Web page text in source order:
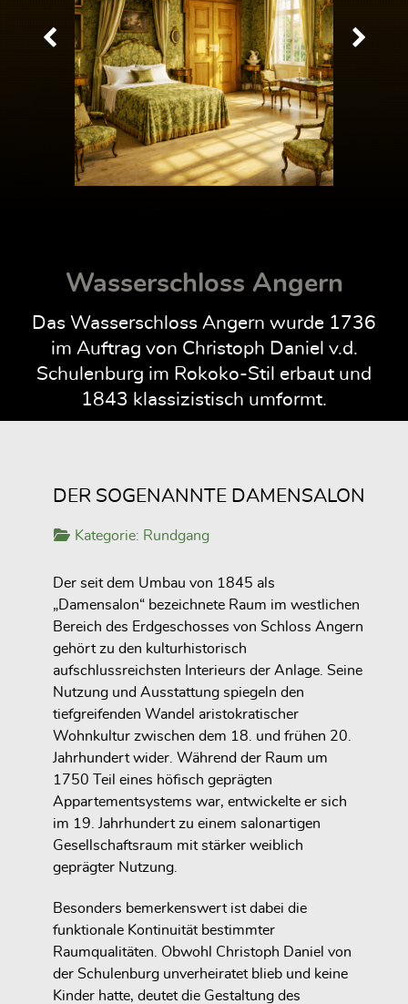
Wasserschloss Angern
Das Wasserschloss Angern wurde 1736
im Auftrag von Christoph Daniel v.d.
Schulenburg im Rokoko-Stil erbaut und
1843 klassizistisch umformt.
DER SOGENANNTE DAMENSALON
Kategorie: Rundgang
Der seit dem Umbau von 1845 als
„Damensalon“ bezeichnete Raum im westlichen
Bereich des Erdgeschosses von Schloss Angern
gehört zu den kulturhistorisch
aufschlussreichsten Interieurs der Anlage. Seine
Nutzung und Ausstattung spiegeln den
tiefgreifenden Wandel aristokratischer
Wohnkultur zwischen dem 18. und frühen 20.
Jahrhundert wider. Während der Raum um
1750 Teil eines höfisch geprägten
Appartementsystems war, entwickelte er sich
im 19. Jahrhundert zu einem salonartigen
Gesellschaftsraum mit stärker weiblich
geprägter Nutzung.
Besonders bemerkenswert ist dabei die
funktionale Kontinuität bestimmter
Raumqualitäten. Obwohl Christoph Daniel von
der Schulenburg unverheiratet blieb und keine
Kinder hatte, deutet die Gestaltung des